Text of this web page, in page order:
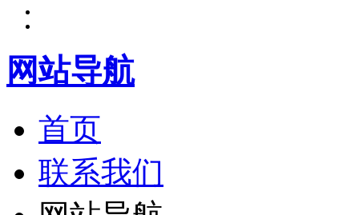
网站导航
首页
联系我们